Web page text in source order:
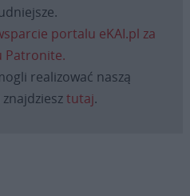
portalu eKAI.pl za
Patronite.
realizować naszą
tutaj.